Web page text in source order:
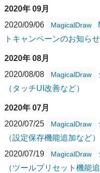
2020年 09月
2020/09/06
MagicalDraw
トキャンペーンのお知らせ
2020年 08月
2020/08/08
MagicalDraw
（タッチUI改善など）
2020年 07月
2020/07/25
MagicalDraw
（設定保存機能追加など）
2020/07/19
MagicalDraw
（ツールプリセット機能追